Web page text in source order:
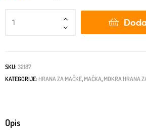
SKU: 32187
KATEGORIJE: HRANA ZA MAČKE, MAČKA, MOKRA HRANA
Opis